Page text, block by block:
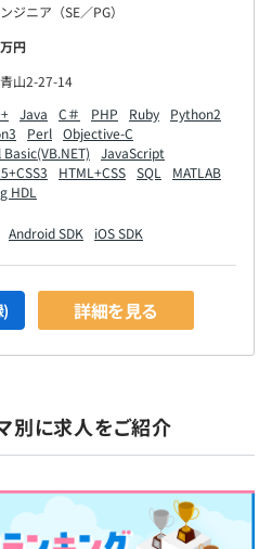
ジニア（SE／PG）
円
山2-27-14
Java C＃ PHP Ruby
Python2
Perl Objective-C
JavaScript
HTML+CSS SQL
MATLAB
HDL
Android SDK iOS SDK
詳細を見る
別に求人をご紹介